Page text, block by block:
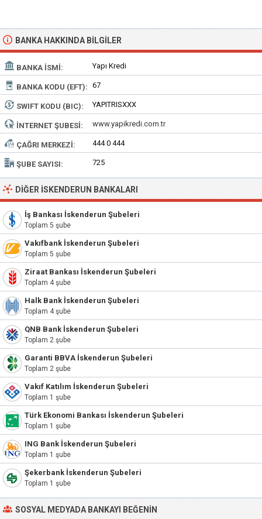
BANKA HAKKINDA BILGILER
BANKA İSMI: Yapı Kredi
BANKA KODU (EFT): 67
SWIFT KODU (BIC): YAPITRISXXX
İNTERNET ŞUBESI: www.yapikredi.com.tr
ÇAĞRI MERKEZI: 444 0 444
ŞUBE SAYISI: 725
DIĞER İSKENDERUN BANKALARI
İş Bankası İskenderun Şubeleri
Toplam 5 şube
Vakıfbank İskenderun Şubeleri
Toplam 5 şube
Ziraat Bankası İskenderun Şubeleri
Toplam 4 şube
Halk Bank İskenderun Şubeleri
Toplam 4 şube
QNB Bank İskenderun Şubeleri
Toplam 2 şube
Garanti BBVA İskenderun Şubeleri
Toplam 2 şube
Vakıf Katılım İskenderun Şubeleri
Toplam 1 şube
Türk Ekonomi Bankası İskenderun Şubeleri
Toplam 1 şube
ING Bank İskenderun Şubeleri
Toplam 1 şube
Şekerbank İskenderun Şubeleri
Toplam 1 şube
SOSYAL MEDYADA BANKAYI BEĞENIN